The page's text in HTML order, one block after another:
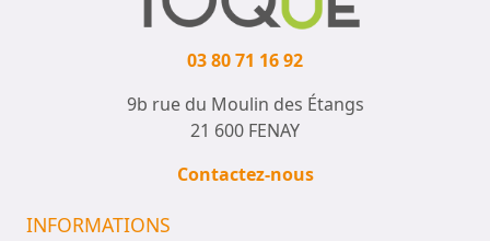
03 80 71 16 92
9b rue du Moulin des Étangs
21 600 FENAY
Contactez-nous
INFORMATIONS